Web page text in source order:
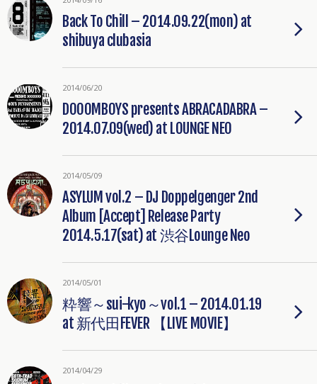
Back To Chill – 2014.09.22(mon) at
shibuya clubasia
2014/06/20
DOOOMBOYS presents ABRACADABRA –
2014.07.09(wed) at LOUNGE NEO
2014/05/09
ASYLUM vol.2 – DJ Doppelgenger 2nd
Album [Accept] Release Party
2014.5.17(sat) at 渋谷Lounge Neo
2014/05/01
粋響～sui-kyo～vol.1 – 2014.01.19
at 新代田FEVER 【LIVE MOVIE】
2014/04/29